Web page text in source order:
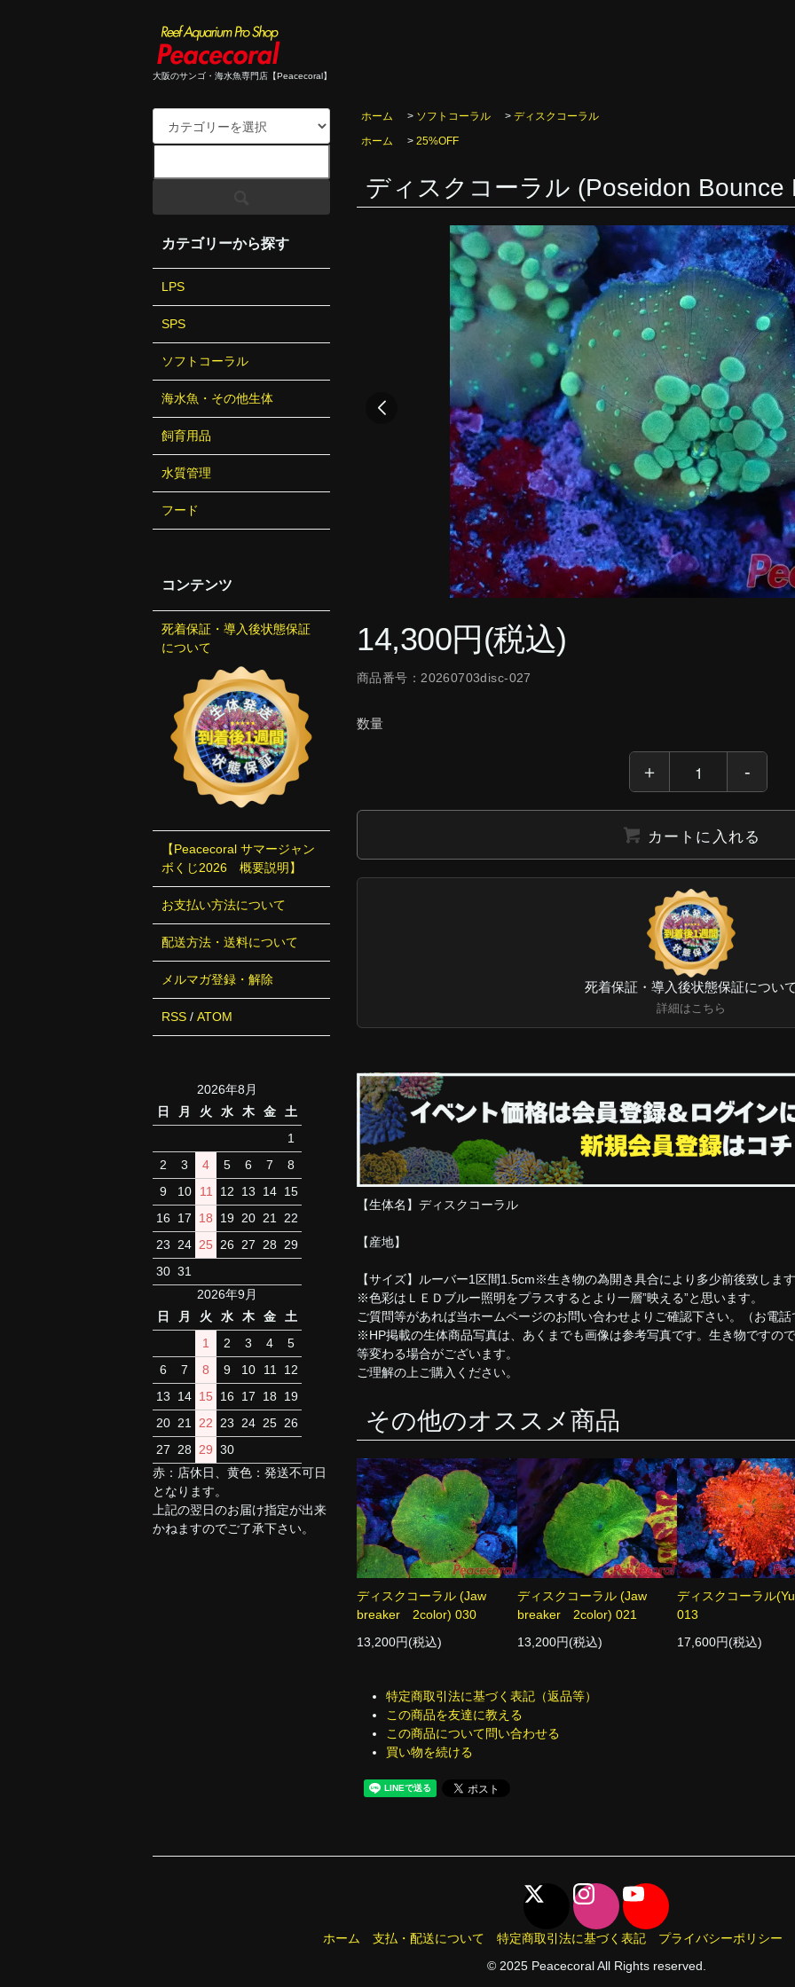
大阪のサンゴ・海水魚専門店【Peacecoral】
ホーム > ソフトコーラル > ディスクコーラル
ホーム
> 25%OFF
ディスクコーラル (Poseidon Bounce
14,300円(税込)
商品番号：20260703disc-027
数量
カートに入れる
死着保証・導入後状態保証につい
詳細はこちら
【生体名】ディスクコーラル
【産地】
【サイズ】ルーバー1区間1.5cm※生き物の為開き具合により多少前後致します
※色彩はＬＥＤブルー照明をプラスするとより一層”映える”と思います。
ご質問等があれば当ホームページのお問い合わせよりご確認下さい。（お電
※HP掲載の生体商品写真は、あくまでも画像は参考写真です。生き物ですの
等変わる場合がございます。
ご理解の上ご購入ください。
その他のオススメ商品
ディスクコーラル (Jaw
breaker 2color) 030
13,200円(税込)
ディスクコーラル (Jaw
breaker 2color) 021
13,200円(税込)
ディスクコーラル
013
17,600円(税込)
特定商取引法に基づく表記（返品等）
この商品を友達に教える
この商品について問い合わせる
買い物を続ける
カテゴリーから探す
LPS
SPS
ソフトコーラル
海水魚・その他生体
飼育用品
水質管理
フード
コンテンツ
死着保証・導入後状態保証
について
【Peacecoral サマージャン
ボくじ2026 概要説明】
お支払い方法について
配送方法・送料について
メルマガ登録・解除
RSS / ATOM
2026年8月
日
月 火 水 木 金
土
1
2
3 4 5 6 7
8
9
10 11 12 13 14 15
16
17 18 19 20 21
22
23
24 25 26 27 28
29
30 31
2026年9月
日
月 火 水 木 金
土
1
2 3 4
5
6
7 8 9 10 11
12
13
14 15 16 17 18
19
20 21 22 23 24 25 26
27
28 29 30
赤：店休日、黄色：発送不可日
となります。
上記の翌日のお届け指定が出来
かねますのでご了承下さい。
ホーム 支払・配送について 特定商取引法に基づく表記
プライバシーポリシー
© 2025 Peacecoral All Rights reserved.